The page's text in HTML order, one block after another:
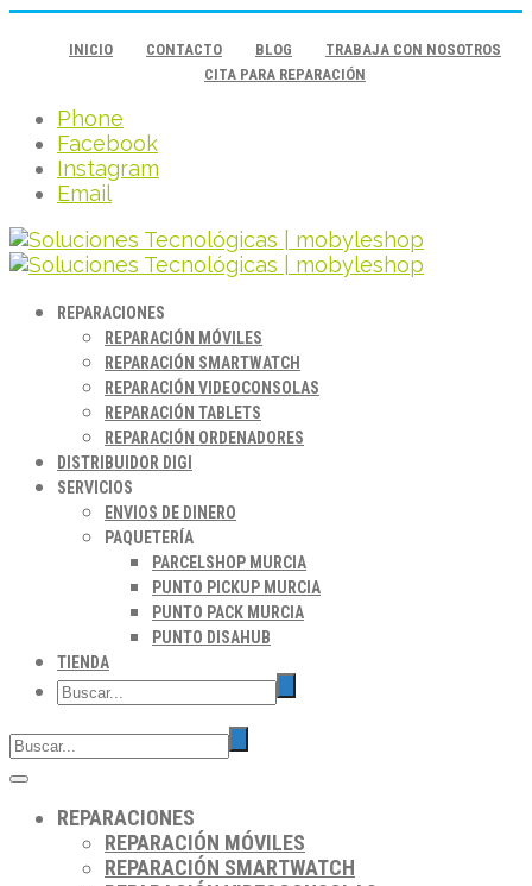
INICIO CONTACTO BLOG
TRABAJA CON NOSOTROS
CITA PARA REPARACIÓN
Phone
Facebook
Instagram
Email
REPARACIONES
REPARACIÓN MÓVILES
REPARACIÓN SMARTWATCH
REPARACIÓN VIDEOCONSOLAS
REPARACIÓN TABLETS
REPARACIÓN ORDENADORES
DISTRIBUIDOR DIGI
SERVICIOS
ENVIOS DE DINERO
PAQUETERÍA
PARCELSHOP MURCIA
PUNTO PICKUP MURCIA
PUNTO PACK MURCIA
PUNTO DISAHUB
TIENDA
REPARACIONES
REPARACIÓN MÓVILES
REPARACIÓN SMARTWATCH